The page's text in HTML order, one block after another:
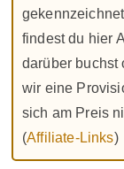
findest du hier
darüber buchst
wir eine
sich am Preis
(Affiliate-Links)